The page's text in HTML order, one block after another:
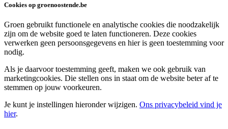
Cookies op groenoostende.be
Groen gebruikt functionele en analytische cookies die noodzakelijk
zijn om de website goed te laten functioneren. Deze cookies
verwerken geen persoonsgegevens en hier is geen toestemming voor
nodig.
Als je daarvoor toestemming geeft, maken we ook gebruik van
marketingcookies. Die stellen ons in staat om de website beter af te
stemmen op jouw voorkeuren.
Je kunt je instellingen hieronder wijzigen. Ons privacybeleid vind je
hier.